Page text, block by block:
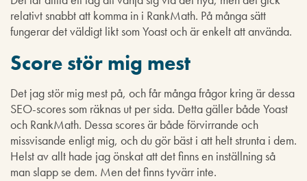
relativt snabbt att komma in i RankMath. På många sätt
fungerar det väldigt likt som Yoast och är enkelt att använda.
Score stör mig mest
Det jag stör mig mest på, och får många frågor kring är dessa
SEO-scores som räknas ut per sida. Detta gäller både Yoast
och RankMath. Dessa scores är både förvirrande och
missvisande enligt mig, och du gör bäst i att helt strunta i dem.
Helst av allt hade jag önskat att det finns en inställning så
man slapp se dem. Men det finns tyvärr inte.